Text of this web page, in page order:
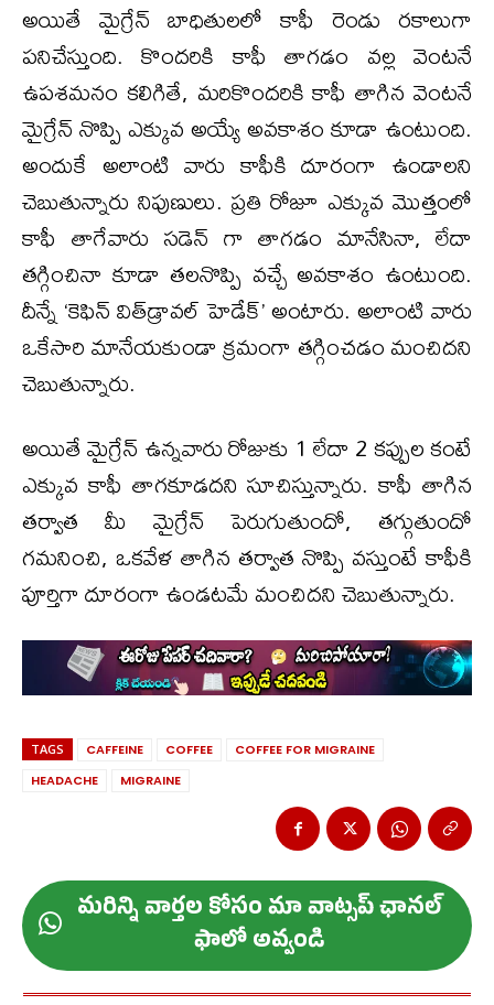
అయితే మైగ్రేన్ బాధితులలో కాఫీ రెండు రకాలుగా
పనిచేస్తుంది. కొందరికి కాఫీ తాగడం వల్ల వెంటనే
ఉపశమనం కలిగితే, మరికొందరికి కాఫీ తాగిన వెంటనే
మైగ్రేన్ నొప్పి ఎక్కువ అయ్యే అవకాశం కూడా ఉంటుంది.
అందుకే అలాంటి వారు కాఫీకి దూరంగా ఉండాలని
చెబుతున్నారు నిపుణులు. ప్రతి రోజూ ఎక్కువ మొత్తంలో
కాఫీ తాగేవారు సడెన్ గా తాగడం మానేసినా, లేదా
తగ్గించినా కూడా తలనొప్పి వచ్చే అవకాశం ఉంటుంది.
దీన్నే ‘కెఫిన్ విత్‌డ్రావల్ హెడేక్’ అంటారు. అలాంటి వారు
ఒకేసారి మానేయకుండా క్రమంగా తగ్గించడం మంచిదని
చెబుతున్నారు.
అయితే మైగ్రేన్ ఉన్నవారు రోజుకు 1 లేదా 2 కప్పుల కంటే
ఎక్కువ కాఫీ తాగకూడదని సూచిస్తున్నారు. కాఫీ తాగిన
తర్వాత మీ మైగ్రేన్ పెరుగుతుందో, తగ్గుతుందో
గమనించి, ఒకవేళ తాగిన తర్వాత నొప్పి వస్తుంటే కాఫీకి
పూర్తిగా దూరంగా ఉండటమే మంచిదని చెబుతున్నారు.
TAGS CAFFEINE COFFEE
COFFEE FOR MIGRAINE
HEADACHE
MIGRAINE
మ‌రిన్ని వార్త‌ల కోసం మా వాట్స‌ప్ ఛాన‌ల్
ఫాలో అవ్వండి